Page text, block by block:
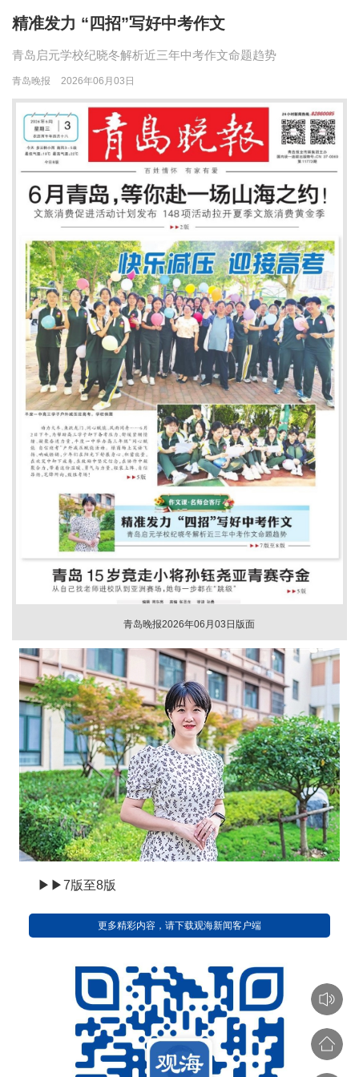
精准发力 “四招”写好中考作文
青岛启元学校纪晓冬解析近三年中考作文命题趋势
青岛晚报 2026年06月03日
青岛晚报2026年06月03日版面
▶▶7版至8版
更多精彩内容，请下载观海新闻客户端